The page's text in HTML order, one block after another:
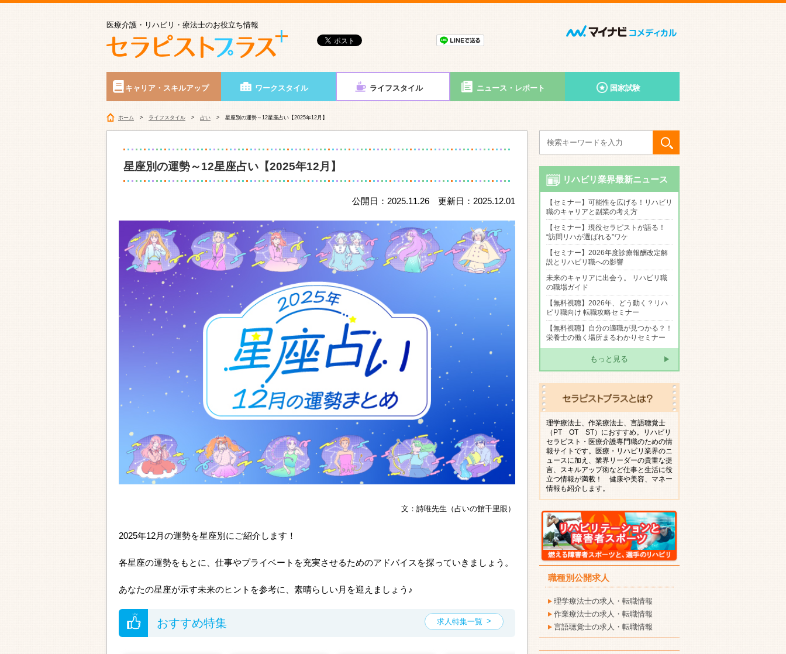
医療介護・リハビリ・療法士のお役立ち情報
キャリア・スキルアップ ワークスタイル ライフスタイル ニュース・レポート 国家試験
ホーム ライフスタイル 占い 星座別の運勢～12星座占い【2025年12月】
星座別の運勢～12星座占い【2025年12月】
公開日：2025.11.26 更新日：2025.12.01
文：詩唯先生（占いの館千里眼）
2025年12月の運勢を星座別にご紹介します！
各星座の運勢をもとに、仕事やプライベートを充実させるためのアドバイスを探っていきましょう。
あなたの星座が示す未来のヒントを参考に、素晴らしい月を迎えましょう♪
おすすめ特集 求人特集一覧
リハビリ業界最新ニュース
【セミナー】可能性を広げる！リハビリ
職のキャリアと副業の考え方
【セミナー】現役セラピストが語る！
“訪問リハが選ばれる”ワケ
【セミナー】2026年度診療報酬改定解
説とリハビリ職への影響
未来のキャリアに出会う。 リハビリ職
の職場ガイド
【無料視聴】2026年、どう動く？リハ
ビリ職向け 転職攻略セミナー
【無料視聴】自分の適職が見つかる？！
栄養士の働く場所まるわかりセミナー
もっと見る
理学療法士、作業療法士、言語聴覚士
（PT OT ST）におすすめ。リハビリ
セラピスト・医療介護専門職のための情
報サイトです。医療・リハビリ業界のニ
ュースに加え、業界リーダーの貴重な提
言、スキルアップ術など仕事と生活に役
立つ情報が満載！ 健康や美容、マネー
情報も紹介します。
職種別公開求人
理学療法士の求人・転職情報
作業療法士の求人・転職情報
言語聴覚士の求人・転職情報